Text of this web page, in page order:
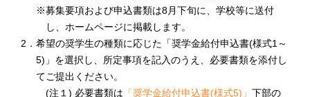
※募集要項および申込書類は8月下旬に、学校等に送付
し、ホームページに掲載します。
2．希望の奨学生の種類に応じた「奨学金給付申込書(様式1～
5)」を選択し、所定事項を記入のうえ、必要書類を添付し
てご提出ください。
(注１) 必要書類は 「奨学金給付申込書(様式5)」 下部の